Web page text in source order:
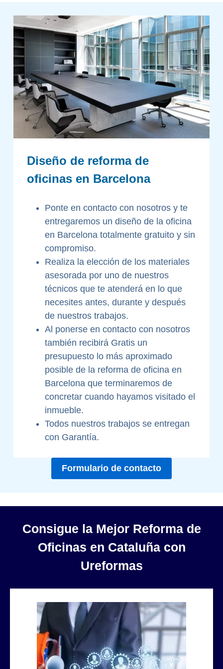
Diseño de reforma de
oficinas en Barcelona
Ponte en contacto con nosotros y te
entregaremos un diseño de la oficina
en Barcelona totalmente gratuito y sin
compromiso.
Realiza la elección de los materiales
asesorada por uno de nuestros
técnicos que te atenderá en lo que
necesites antes, durante y después
de nuestros trabajos.
Al ponerse en contacto con nosotros
también recibirá Gratis un
presupuesto lo más aproximado
posible de la reforma de oficina en
Barcelona que terminaremos de
concretar cuando hayamos visitado el
inmueble.
Todos nuestros trabajos se entregan
con Garantía.
Formulario de contacto
Consigue la Mejor Reforma de
Oficinas en Cataluña con
Ureformas